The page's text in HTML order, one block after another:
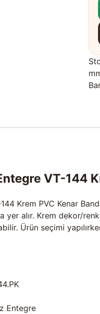
VT-144
Krem PVC Kenar
yer alır. Krem dekor/
Ürün seçimi
Entegre